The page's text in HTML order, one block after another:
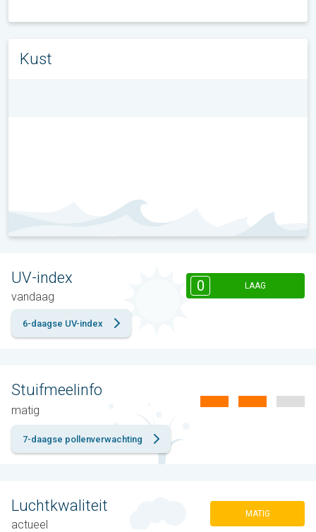
Kust
UV-index
vandaag
0 LAAG
6-daagse UV-index
Stuifmeelinfo
matig
7-daagse pollenverwachting
Luchtkwaliteit
actueel
MATIG